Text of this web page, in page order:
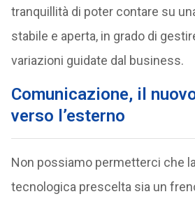
tranquillità di poter contare su
stabile e aperta, in grado di
variazioni guidate dal business.
Comunicazione, il
verso l’esterno
Non possiamo permetterci che
tecnologica prescelta sia un